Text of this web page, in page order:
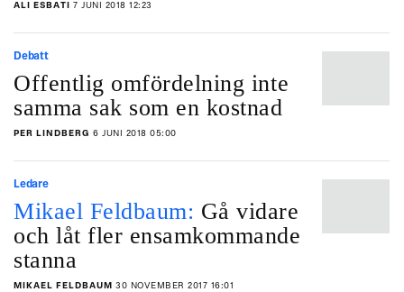
ALI ESBATI 7 JUNI 2018 12:23
Debatt
Offentlig omfördelning inte
samma sak som en kostnad
PER LINDBERG 6 JUNI 2018 05:00
Ledare
Mikael Feldbaum: Gå vidare
och låt fler ensamkommande
stanna
MIKAEL FELDBAUM 30 NOVEMBER 2017 16:01